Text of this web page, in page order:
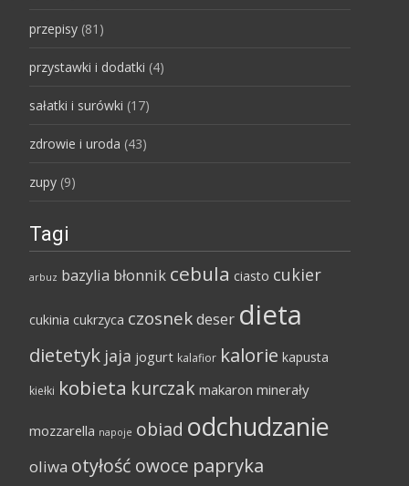
przepisy (81)
przystawki i dodatki (4)
sałatki i surówki (17)
zdrowie i uroda (43)
zupy (9)
Tagi
arbuz bazylia błonnik cebula ciasto cukier
cukinia cukrzyca czosnekdeser dieta
dietetyk jaja jogurt kalafior kalorie kapusta
kiełki kobieta kurczak makaron minerały
mozzarella napoje obiad odchudzanie
oliwa otyłość owoce papryka